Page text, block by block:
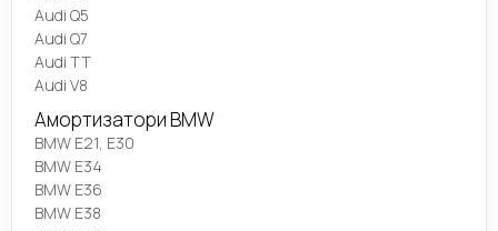
Audi Q5
Audi Q7
Audi TT
Audi V8
Амортизатори BMW
BMW E21, E30
BMW E34
BMW E36
BMW E38